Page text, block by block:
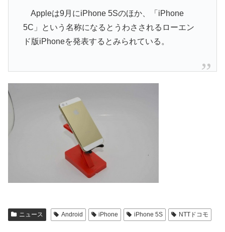
Appleは9月にiPhone 5Sのほか、「iPhone
5C」という名称になるとうわさされるローエン
ド版iPhoneを発表するとみられている。
ニュース Android iPhone iPhone 5S NTTドコモ